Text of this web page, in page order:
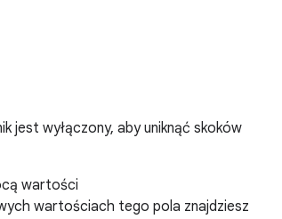
jest wyłączony, aby uniknąć skoków
wartości
wartościach tego pola znajdziesz